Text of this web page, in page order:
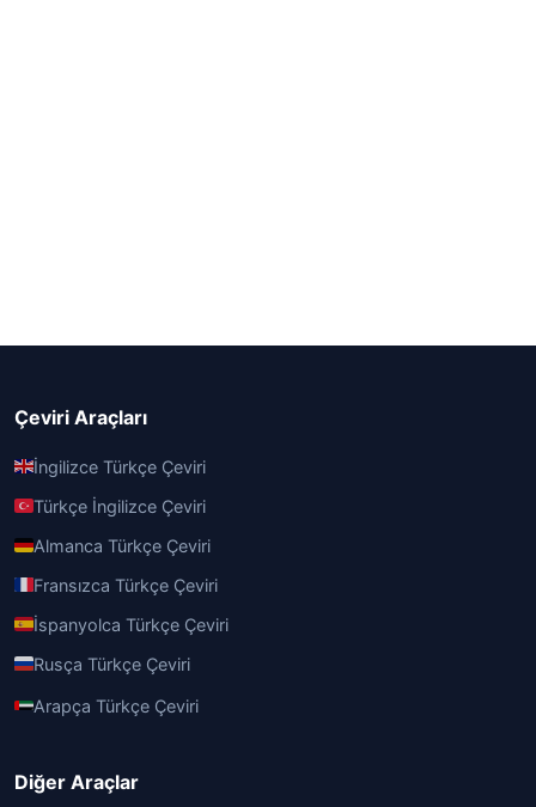
Çeviri Araçları
İngilizce Türkçe Çeviri
Türkçe İngilizce Çeviri
Almanca Türkçe Çeviri
Fransızca Türkçe Çeviri
İspanyolca Türkçe Çeviri
Rusça Türkçe Çeviri
Arapça Türkçe Çeviri
Diğer Araçlar